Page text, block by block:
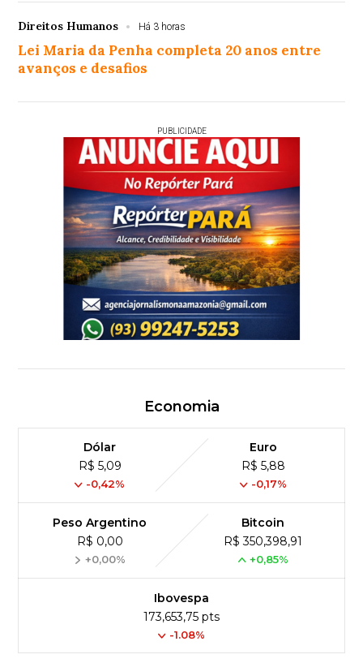
Direitos Humanos Há 3 horas
Lei Maria da Penha completa 20 anos entre
avanços e desafios
PUBLICIDADE
Economia
Dólar
R$ 5,09
-0,42%
Euro
R$ 5,88
-0,17%
Peso Argentino
R$ 0,00
+0,00%
Bitcoin
R$ 350,398,91
+0,85%
Ibovespa
173,653,75 pts
-1.08%